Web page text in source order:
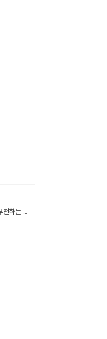
유튜브 민스코님이랑 후니언님이 푸천하는 공병템이라서 큰 맘먹고 샀는데요!! 진정이 되는 거 같아요!! 좁*여드*이 많이 진정된 걸 느끼고요 스킨팩을 해주고 잤을 때 가장 큰 효과를 느꼈어요3일차까지..